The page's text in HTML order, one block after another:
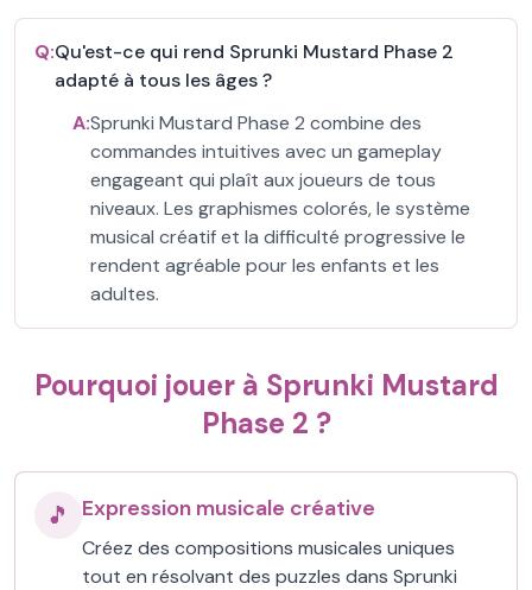
Q:Qu'est-ce qui rend Sprunki Mustard Phase 2
adapté à tous les âges ?
A:Sprunki Mustard Phase 2 combine des
commandes intuitives avec un gameplay
engageant qui plaît aux joueurs de tous
niveaux. Les graphismes colorés, le système
musical créatif et la difficulté progressive le
rendent agréable pour les enfants et les
adultes.
Pourquoi jouer à Sprunki Mustard
Phase 2 ?
🎵 Expression musicale créative
Créez des compositions musicales uniques
tout en résolvant des puzzles dans Sprunki